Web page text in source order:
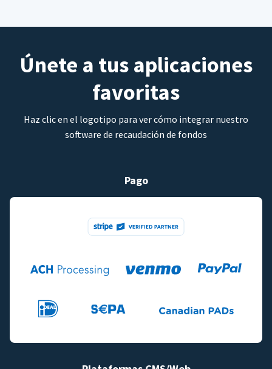
Únete a tus aplicaciones
favoritas
Haz clic en el logotipo para ver cómo integrar nuestro
software de recaudación de fondos
Pago